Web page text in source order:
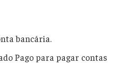
bancária.
Pago para pagar contas